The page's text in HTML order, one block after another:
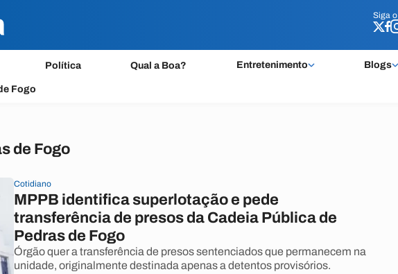
Siga o
Política Qual a Boa? Entretenimento Blogs
Siga o
Fogo
de Fogo
Cotidiano
MPPB identifica superlotação e pede
transferência de presos da Cadeia Pública de
Pedras de Fogo
Órgão quer a transferência de presos sentenciados que permanecem na
unidade, originalmente destinada apenas a detentos provisórios.